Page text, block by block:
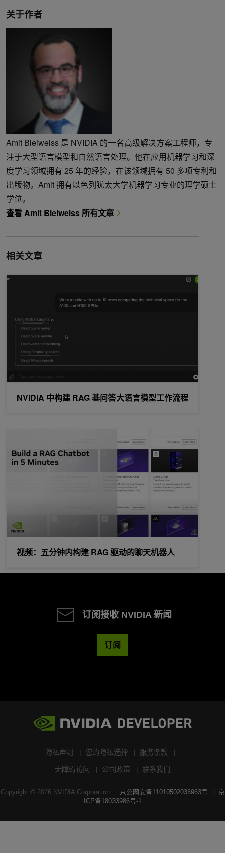
关于作者
Amit Bleiweiss 是 NVIDIA 的一名高级解决方案工程师，专
注于大型语言模型和自然语言处理。他在应用机器学习和深
度学习领域拥有 25 年的经验，在该领域拥有 50 多项专利和
出版物。Amit 拥有以色列犹太大学机器学习专业的理学硕士
学位。
查看 Amit Bleiweiss 所有文章
相关文章
NVIDIA 中构建 RAG 基问答大语言模型工作流程
NVIDIA 中构建 RAG 基问答大语言模型工作流程
视频：五分钟内构建 RAG 驱动的聊天机器人
订阅接收 NVIDIA 新闻
订阅
隐私声明 您的隐私选择 服务条款
无障碍访问 公司政策 联系我们
Copyright © 2026NVIDIA Corporation 京公网安备11010502036963号
京
ICP备18033986号-1